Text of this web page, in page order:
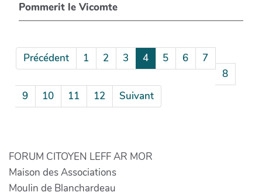
Pommerit le Vicomte
Précédent 1 2 3 4 5 6
7
8
9
10 11 12 Suivant
FORUM CITOYEN LEFF AR MOR
Maison des Associations
Moulin de Blanchardeau